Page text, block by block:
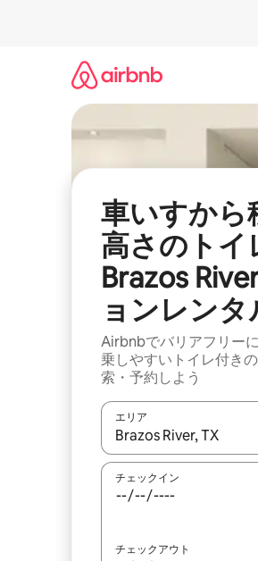
車いすから
高さのトイ
Brazos
ョンレンタ
Airbnbでバリアフリー
乗しやすいトイレ付き
索・予約しよう
エリア
検索結果が表示されたら
チェックイン
チェックアウト